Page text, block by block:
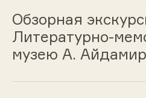
Обзорная
Литературно-
музею А.